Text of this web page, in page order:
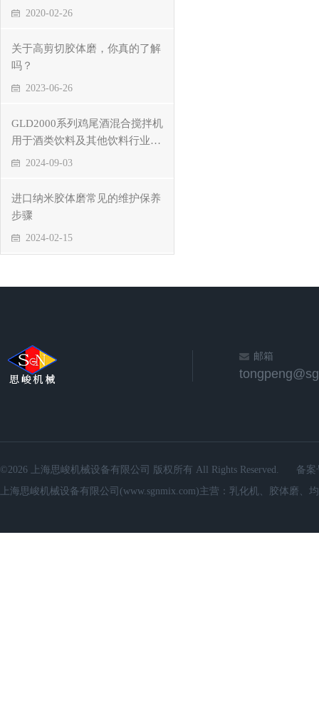
2020-02-26
关于高剪切胶体磨，你真的了解
吗？
2023-06-26
GLD2000系列鸡尾酒混合搅拌机
用于酒类饮料及其他饮料行业的
优点2024-09-03
进口纳米胶体磨常见的维护保养
步骤
2024-02-15
邮箱
©2026 上海思峻机械设备有限公司 版权所有 All Rights Reserved.
备案
上海思峻机械设备有限公司(www.sgnmix.com)主营：乳化机、胶体磨